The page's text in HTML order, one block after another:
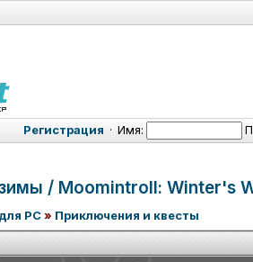
Регистрация · Имя:
/ Moomintroll: Winter's
PC» Приключения и квесты